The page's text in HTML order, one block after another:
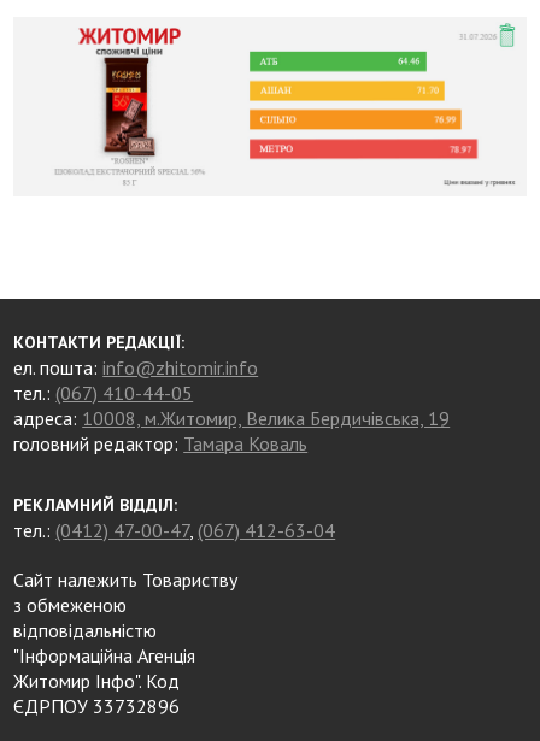
КОНТАКТИ РЕДАКЦІЇ:
ел. пошта:info@zhitomir.info
тел.: (067) 410-44-05
адреса: 10008, м.Житомир, Велика Бердичівська, 19
головний редактор: Тамара Коваль
РЕКЛАМНИЙ ВІДДІЛ:
тел.: (0412) 47-00-47, (067) 412-63-04
Сайт належить Товариству
з обмеженою
відповідальністю
"Інформаційна Агенція
Житомир Інфо". Код
ЄДРПОУ 33732896